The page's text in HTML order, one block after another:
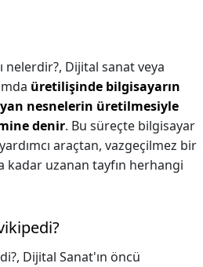
nelerdir?, Dijital sanat veya
üretilişinde bilgisayarın
nesnelerin üretilmesiyle
denir. Bu süreçte bilgisayar
araçtan, vazgeçilmez bir
kadar uzanan tayfın herhangi
Dijital Sanat'ın öncü